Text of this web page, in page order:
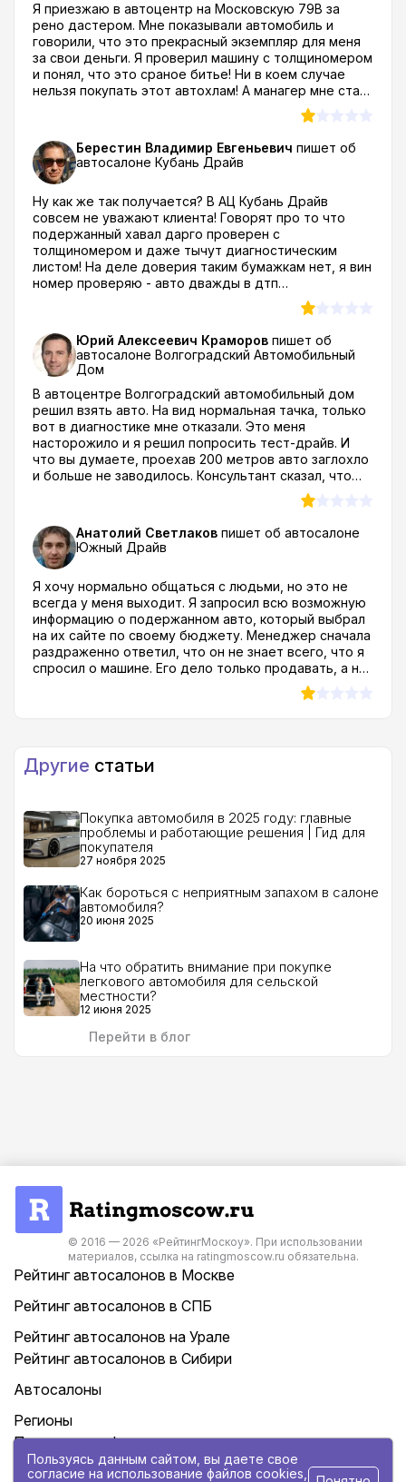
автопарк это худший автодилер в Новосибирске!
Я приезжаю в автоцентр на Московскую 79В за
рено дастером. Мне показывали автомобиль и
говорили, что это прекрасный экземпляр для меня
за свои деньги. Я проверил машину с толщиномером
и понял, что это сраное битье! Ни в коем случае
нельзя покупать этот автохлам! А манагер мне стал
грубить после моего отказа! Говорит, что их так
уже достали такие разборчивые клиенты как я!
Слушайте, идите нахрен!! Себе этот хлам
оставляйте! После этого уехал... дома почитал об
автосалоне Галерея Авто отзывы и понял что это их
"фирменный" стиль работы с посетителями... не
знаю долго ли они при таком раскладе
проработают..
Берестин Владимир Евгеньевич
автосалоне Кубань Драйв
Ну как же так получается? В АЦ Кубань Драйв
совсем не уважают клиента! Говорят про то что
подержанный хавал дарго проверен с
толщиномером и даже тычут диагностическим
листом! На деле доверия таким бумажкам нет, я вин
номер проверяю - авто дважды в дтп
участвовало..об этом сотрудники молчат как и о
скрученном пробеге... Вы скажите, вы как, совсем за
дебила полного клиента держите? Тем кто
планирует купить авто в Краснодаре я посоветую
избегать поездки в автосалон на Российскую 490,
потому что по личному опыту и отзывам об
автоцентре Кубань драйв вырисовывается ясная
картина - это серый дилер - перекупщики!
Юрий Алексеевич Краморов
автосалоне Волгоградский Автомобильный
Дом
В автоцентре Волгоградский автомобильный дом
решил взять авто. На вид нормальная тачка, только
вот в диагностике мне отказали. Это меня
насторожило и я решил попросить тест-драйв. И
что вы думаете, проехав 200 метров авто заглохло
и больше не заводилось. Консультант сказал, что
это редкое явление и мастер все исправит, пока я
буду оформлять документы. Я естественно сразу с
ними попрощался! А как бы вы на моем месте
поступили? Там было еще много других факторов
которые повлияли на мое решение.. например
модельный ряд небольшой, на сайте обещают
сотни авто в наличии, а реально там даже 50 тачек
нет... Кроме того я про автосалон Волгоградский
автомобильный дом отзывы читал, очень много
негатива которому я не поверил прям уж на 100%,
но к сведению принял и когда многие сценарии из
них стали сбываться, то понял что надо валить..Так
что этого дилера с Исторической 162 я советовать
Анатолий Светлаков пишет об автосалоне
Южный Драйв
Я хочу нормально общаться с людьми, но это не
всегда у меня выходит. Я запросил всю возможную
информацию о подержанном авто, который выбрал
на их сайте по своему бюджету. Менеджер сначала
раздраженно ответил, что он не знает всего, что я
спросил о машине. Его дело только продавать, а не
давать информацию. Странно, конечно, как можно
продавать то, в чем не разбираешься. Точно решил
Другие статьи
Покупка автомобиля в 2025 году: главные
проблемы и работающие решения | Гид для
покупателя
27 ноября 2025
Как бороться с неприятным запахом в салоне
автомобиля?
20 июня 2025
На что обратить внимание при покупке
легкового автомобиля для сельской
местности?
12 июня 2025
Перейти в блог
© 2016 — 2026 «РейтингМоскоу». При использовании
материалов, ссылка на ratingmoscow.ru обязательна.
Рейтинг автосалонов в Москве
Рейтинг автосалонов в СПБ
Рейтинг автосалонов на Урале
Рейтинг автосалонов в Сибири
Автосалоны
Регионы
Политика конфиденциальности
Контакты
Пользуясь данным сайтом, вы даете свое
согласие на использование файлов cookies,